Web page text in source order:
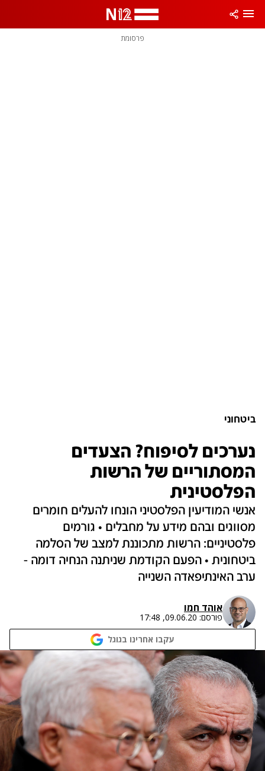
פרסומת
ביטחוני
נערכים לסיפוח? הצעדים
המסתוריים של הרשות
הפלסטינית
אנשי המודיעין הפלסטיני הונחו להעלים חומרים
מסווגים ובהם מידע על מחבלים • גורמים
פלסטיניים: הרשות מתכוננת למצב של הסלמה
ביטחונית • הפעם הקודמת שניתנה הנחיה דומה -
ערב האינתיפאדה השנייה
אוהד חמו
פורסם: 09.06.20, 17:48
עקבו אחרינו בגוגל